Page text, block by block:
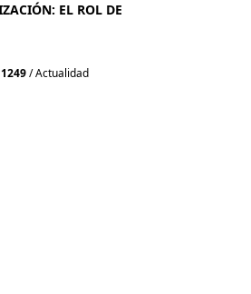
EL ROL DE
/ Actualidad